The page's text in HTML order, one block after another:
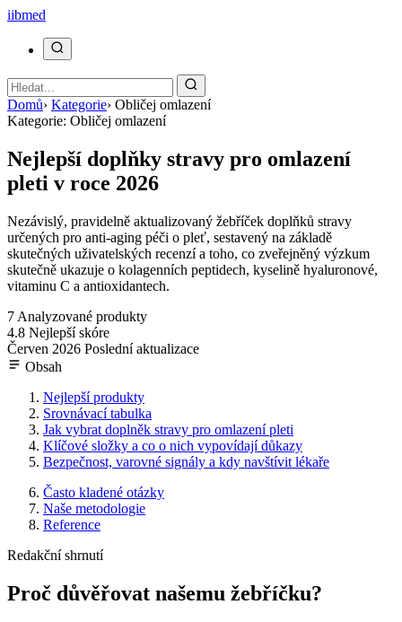
iibmed
Domů› Kategorie› Obličej omlazení
Kategorie: Obličej omlazení
Nejlepší doplňky stravy pro omlazení
pleti v roce 2026
Nezávislý, pravidelně aktualizovaný žebříček doplňků stravy
určených pro anti-aging péči o pleť, sestavený na základě
skutečných uživatelských recenzí a toho, co zveřejněný výzkum
skutečně ukazuje o kolagenních peptidech, kyselině hyaluronové,
vitaminu C a antioxidantech.
7 Analyzované produkty
4.8 Nejlepší skóre
Červen 2026 Poslední aktualizace
Obsah
Nejlepší produkty
Srovnávací tabulka
Jak vybrat doplněk stravy pro omlazení pleti
Klíčové složky a co o nich vypovídají důkazy
Bezpečnost, varovné signály a kdy navštívit lékaře
Často kladené otázky
Naše metodologie
Reference
Redakční shrnutí
Proč důvěřovat našemu žebříčku?